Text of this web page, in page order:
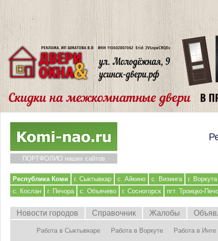
ПОРТФОЛИО наших сайтов
Республика Коми г. Сыктывкар с. Айкино с. Визинга
г. Воркута
с. Кослан
г. Печора с. Объячево г. Сосногорск пгт. Троицко-
Новости городов Справочник Жалобы
Работа в Сыктывкаре Работа в Воркуте Работа в Инте